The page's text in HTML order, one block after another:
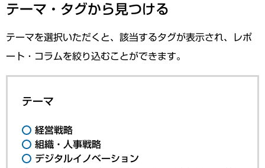
テーマ・タグから見つける
テーマを選択いただくと、該当するタグが表示され、レポ
ート・コラムを絞り込むことができます。
テーマ
経営戦略
組織・人事戦略
デジタルイノベーション